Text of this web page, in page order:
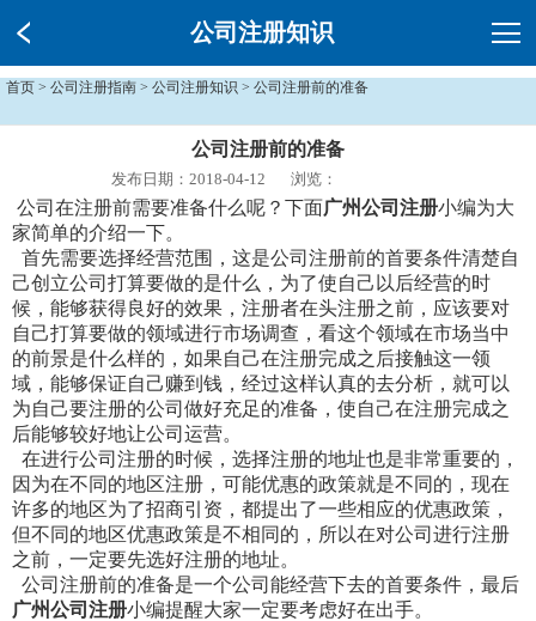
公司注册知识
首页 > 公司注册指南 > 公司注册知识 > 公司注册前的准备
公司注册前的准备
发布日期：2018-04-12 浏览：
公司在注册前需要准备什么呢？下面广州公司注册小编为大
家简单的介绍一下。
首先需要选择经营范围，这是公司注册前的首要条件清楚自
己创立公司打算要做的是什么，为了使自己以后经营的时
候，能够获得良好的效果，注册者在头注册之前，应该要对
自己打算要做的领域进行市场调查，看这个领域在市场当中
的前景是什么样的，如果自己在注册完成之后接触这一领
域，能够保证自己赚到钱，经过这样认真的去分析，就可以
为自己要注册的公司做好充足的准备，使自己在注册完成之
后能够较好地让公司运营。
在进行公司注册的时候，选择注册的地址也是非常重要的，
因为在不同的地区注册，可能优惠的政策就是不同的，现在
许多的地区为了招商引资，都提出了一些相应的优惠政策，
但不同的地区优惠政策是不相同的，所以在对公司进行注册
之前，一定要先选好注册的地址。
公司注册前的准备是一个公司能经营下去的首要条件，最后
广州公司注册小编提醒大家一定要考虑好在出手。